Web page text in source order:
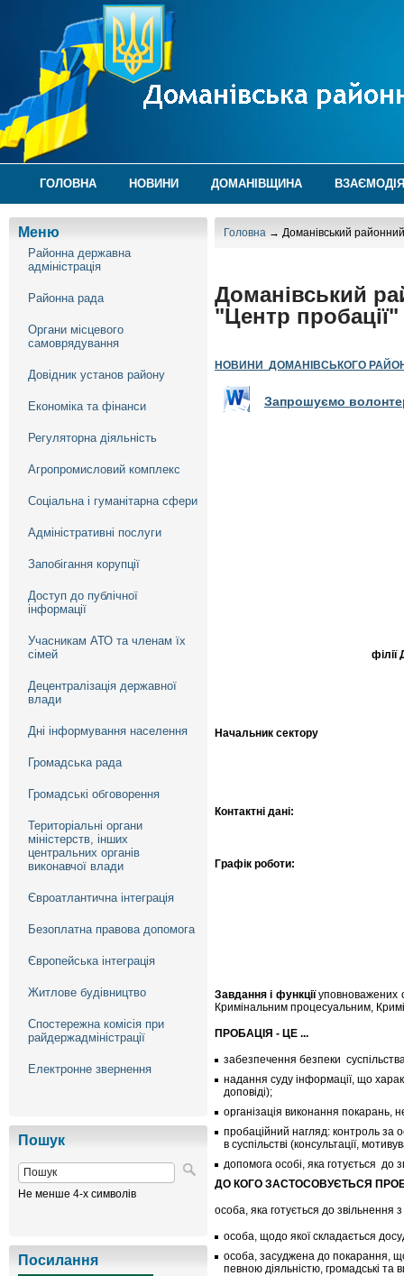
ГОЛОВНА НОВИНИ ДОМАНІВЩИНА
Меню
Районна державна
адміністрація
Районна рада
Органи місцевого
самоврядування
Довідник установ району
Економіка та фінанси
Регуляторна діяльність
Агропромисловий комплекс
Соціальна і гуманітарна сфери
Адміністративні послуги
Запобігання корупції
Доступ до публічної
інформації
Учасникам АТО та членам їх
сімей
Децентралізація державної
влади
Дні інформування населення
Громадська рада
Громадські обговорення
Територіальні органи
міністерств, інших
центральних органів
виконавчої влади
Євроатлантична інтеграція
Безоплатна правова допомога
Європейська інтеграція
Житлове будівництво
Спостережна комісія при
райдержадміністрації
Електронне звернення
Пошук
Не менше 4-х символів
Посилання
Головна → Доманівський районний
Доманівський
"Центр пробації"
НОВИНИ ДОМАНІВСЬКОГО
Запрошуємо
філії
Начальник сектору
Контактні дані:
Графік роботи:
Завдання і функціїуповноважених
Кримінальним процесуальним,
ПРОБАЦІЯ - ЦЕ ...
забезпечення безпеки
надання суду інформації, що
доповіді);
організація виконання покарань,
пробаційний нагляд: контроль за
в суспільстві (консультації,
допомога особі, яка готується до
ДО КОГО ЗАСТОСОВУЄТЬСЯ
особа, яка готується до звільнення
особа, щодо якої складається
особа, засуджена до покарання,
певною діяльністю, громадські та